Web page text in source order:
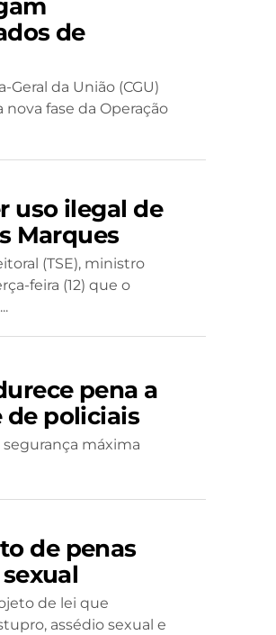
de
Geral da União (CGU)
fase da Operação
uso ilegal de
Marques
(TSE), ministro
feira (12) que o
pena a
policiais
máxima
de penas
de lei que
assédio sexual e